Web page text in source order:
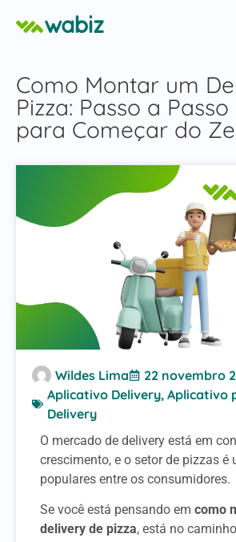
Como Montar um
Pizza: Passo a
para Começar do
Wildes Lima
22 novembro
Aplicativo Delivery, Aplicativo
Delivery
O mercado de delivery está em
crescimento, e o setor de pizzas é
populares entre os consumidores.
Se você está pensando em como
delivery de pizza, está no